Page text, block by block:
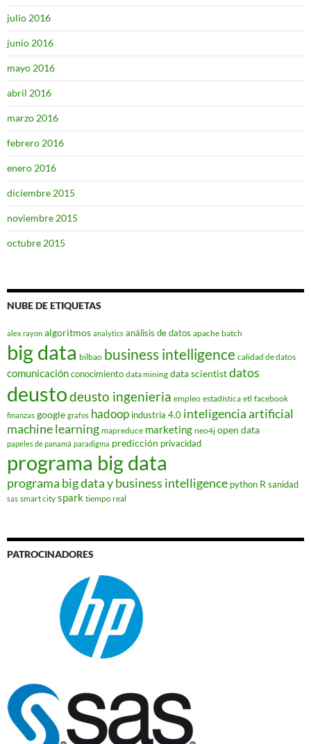
julio 2016
junio 2016
mayo 2016
abril 2016
marzo 2016
febrero 2016
enero 2016
diciembre 2015
noviembre 2015
octubre 2015
NUBE DE ETIQUETAS
alex rayon algoritmos analytics análisis de datos apache batch
big data bilbao business intelligence calidad de datos
comunicaciónconocimiento data mining data scientistdatos
deustodeusto ingenieria empleo estadística etl facebook
finanzas google grafos hadoop industria 4.0 inteligencia artificial
machine learning mapreduce marketing neo4j open data
papeles de panamá paradigma predicción privacidad
programa big data
programa big data y business intelligence python Rsanidad
sas smart city spark tiempo real
PATROCINADORES